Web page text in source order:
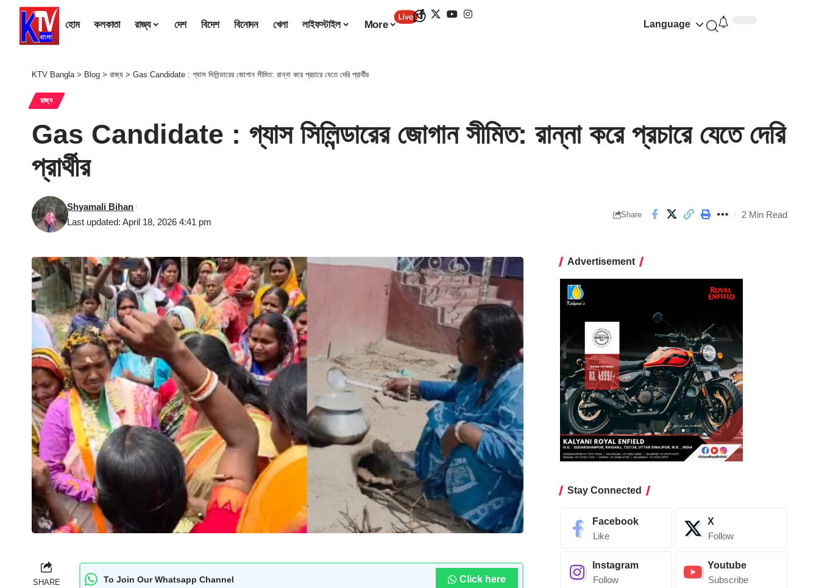
হোম কলকাতা রাজ্য দেশ বিদেশ বিনোদন খেলা লাইফস্টাইল More Language
KTV Bangla> Blog > রাজ্য > Gas Candidate : গ্যাস সিলিন্ডারের জোগান সীমিত: রান্না করে প্রচারে যেতে দেরি প্রার্থীর
রাজ্য
Gas Candidate : গ্যাস সিলিন্ডারের জোগান সীমিত: রান্না করে প্রচারে যেতে দেরি
প্রার্থীর
Last updated: April 18, 2026 4:41 pm
Shyamali Bihan
Share 2 Min Read
SHARE To Join Our Whatsapp Channel Click here
Advertisement
Stay Connected
Facebook
Like
X
Follow
Instagram
Follow
Youtube
Subscribe